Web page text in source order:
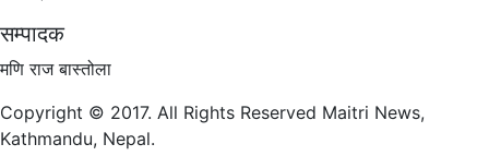
सम्पादक
मणि राज बास्तोला
Copyright © 2017. All Rights Reserved Maitri News,
Kathmandu, Nepal.